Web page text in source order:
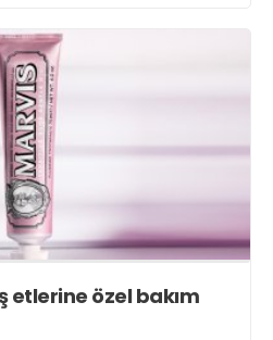
etlerine özel bakım